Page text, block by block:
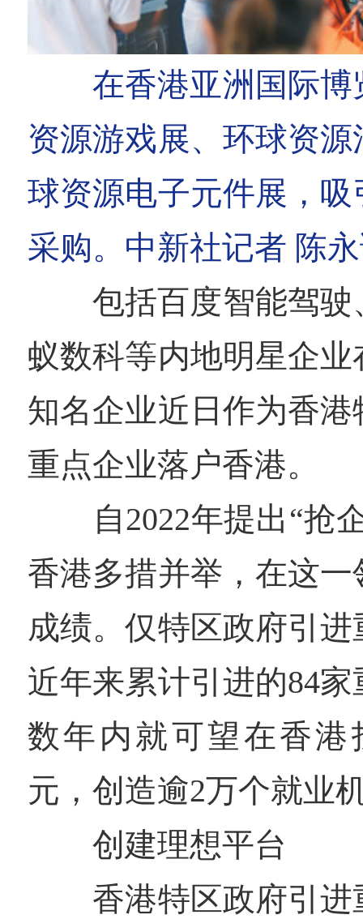
在香港亚洲国际
资源游戏展、环球资
球资源电子元件展，
采购。中新社记者 陈
包括百度智能驾
蚁数科等内地明星企
知名企业近日作为香
重点企业落户香港。
自2022年提出“抢
香港多措并举，在这
成绩。仅特区政府引
近年来累计引进的84
数年内就可望在香港
元，创造逾2万个就业
创建理想平台
香港特区政府引进